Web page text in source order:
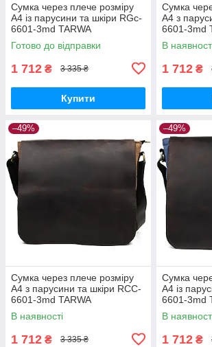
Сумка через плече розміру
А4 із парусини та шкіри RGc-
6601-3md TARWA
Готово до відправки
1 712 ₴ 3 335 ₴
Купити
Сумка
А4 з
6601-3md
В
1 712 ₴
–49%
Сумка через плече розміру
А4 з парусини та шкіри RCC-
6601-3md TARWA
В наявності
1 712 ₴ 3 335 ₴
–49%
Сумка
А4 із
6601-3md
В
1 712 ₴